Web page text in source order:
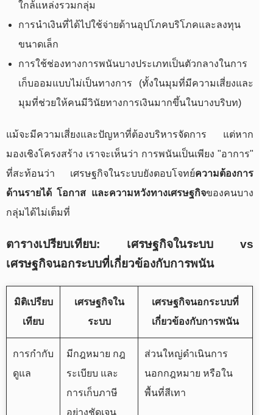
ใกล้แหล่งรวมกลุ่ม
การนำเงินที่ได้ไปใช้จ่ายด้านอุปโภคบริโภคและลงทุน
ขนาดเล็ก
การใช้ช่องทางการพนันบางประเภทเป็นตัวกลางในการ
เก็บออมแบบไม่เป็นทางการ (ทั้งในมุมที่มีความเสี่ยงและ
มุมที่ช่วยให้คนมีวินัยทางการเงินมากขึ้นในบางบริบท)
แม้จะมีความเสี่ยงและปัญหาที่ต้องบริหารจัดการ แต่หาก
มองเชิงโครงสร้าง เราจะเห็นว่า การพนันเป็นเพียง "อาการ"
ที่สะท้อนว่า เศรษฐกิจในระบบยังตอบโจทย์ความต้องการ
ด้านรายได้ โอกาส และความหวังทางเศรษฐกิจของคนบาง
กลุ่มได้ไม่เต็มที่
ตารางเปรียบเทียบ: เศรษฐกิจในระบบ vs
เศรษฐกิจนอกระบบที่เกี่ยวข้องกับการพนัน
มิติเปรียบ
เทียบ
เศรษฐกิจใน
ระบบ
เศรษฐกิจนอกระบบที่
เกี่ยวข้องกับการพนัน
การกำกับ
ดูแล
มีกฎหมาย กฎ
ระเบียบ และ
การเก็บภาษี
อย่างชัดเจน
ส่วนใหญ่ดำเนินการ
นอกกฎหมาย หรือใน
พื้นที่สีเทา